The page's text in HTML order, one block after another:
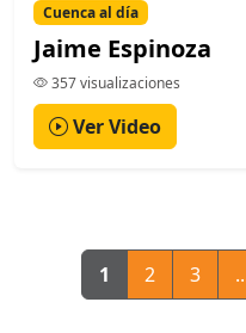
Cuenca al día
Jaime Espinoza
357 visualizaciones
Ver Video
1 2 3